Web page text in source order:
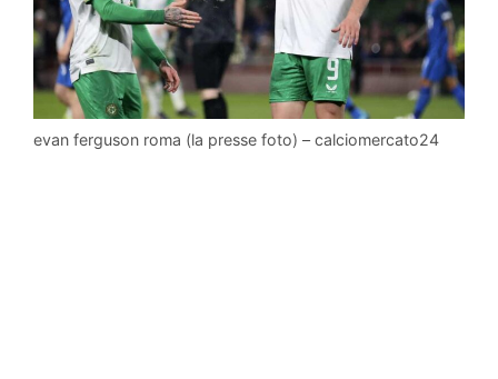
evan ferguson roma (la presse foto) – calciomercato24